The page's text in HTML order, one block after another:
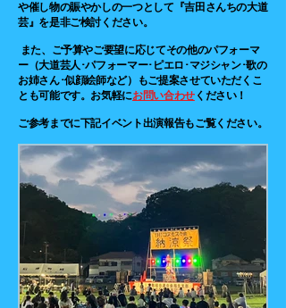
や催し物の賑やかしの一つとして『吉田さんちの大道
芸』を是非ご検討ください。
また、ご予算やご要望に応じてその他のパフォーマ
ー（大道芸人･パフォーマー･ ピエロ･マジシャン･歌の
お姉さん･似顔絵師など）もご提案させていただくこ
とも可能です。お気軽にお問い合わせください！
ご参考までに下記イベント出演報告もご覧ください。